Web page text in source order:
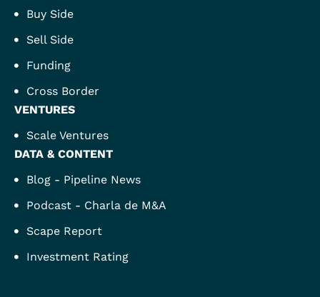
Buy Side
Sell Side
Funding
Cross Border
VENTURES
Scale Ventures
DATA & CONTENT
Blog - Pipeline News
Podcast - Charla de M&A
Scape Report
Investment Rating